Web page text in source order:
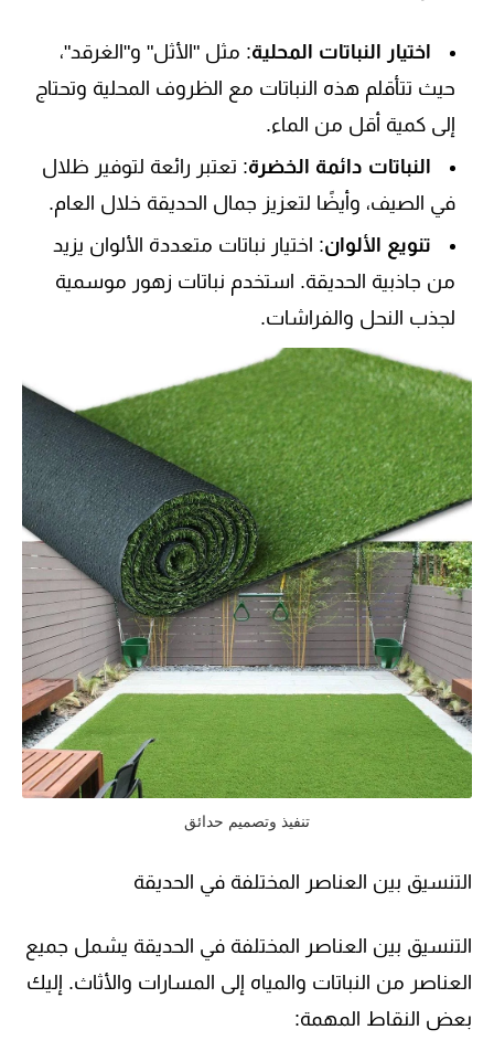
اختيار النباتات المحلية: مثل "الأثل" و"الغرقد"،
حيث تتأقلم هذه النباتات مع الظروف المحلية وتحتاج
إلى كمية أقل من الماء.
النباتات دائمة الخضرة: تعتبر رائعة لتوفير ظلال
في الصيف، وأيضًا لتعزيز جمال الحديقة خلال العام.
تنويع الألوان: اختيار نباتات متعددة الألوان يزيد
من جاذبية الحديقة. استخدم نباتات زهور موسمية
لجذب النحل والفراشات.
تنفيذ وتصميم حدائق
التنسيق بين العناصر المختلفة في الحديقة
التنسيق بين العناصر المختلفة في الحديقة يشمل جميع
العناصر من النباتات والمياه إلى المسارات والأثاث. إليك
بعض النقاط المهمة: